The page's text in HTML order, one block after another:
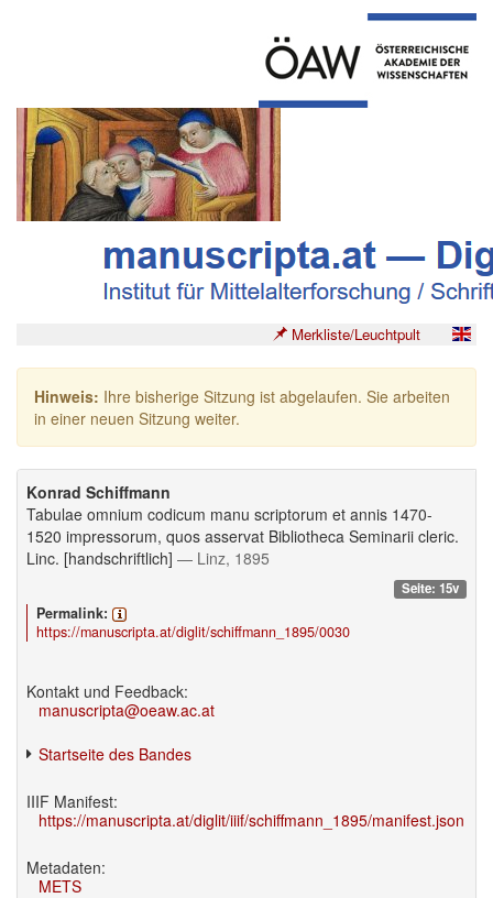
Merkliste/Leuchtpult
Hinweis: Ihre bisherige Sitzung ist abgelaufen. Sie arbeiten
in einer neuen Sitzung weiter.
Konrad Schiffmann
Tabulae omnium codicum manu scriptorum et annis 1470-
1520 impressorum, quos asservat Bibliotheca Seminarii cleric.
Linc. [handschriftlich] — Linz, 1895
Seite: 15v
Permalink:
https://manuscripta.at/diglit/schiffmann_1895/0030
Kontakt und Feedback:
manuscripta@oeaw.ac.at
Startseite des Bandes
IIIF Manifest:
https://manuscripta.at/diglit/iiif/schiffmann_1895/manifest.json
Metadaten:
METS